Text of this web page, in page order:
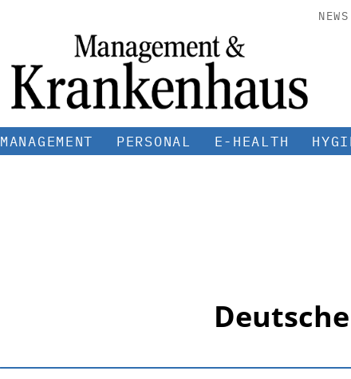
NEWS
MANAGEMENT PERSONAL E-HEALTH